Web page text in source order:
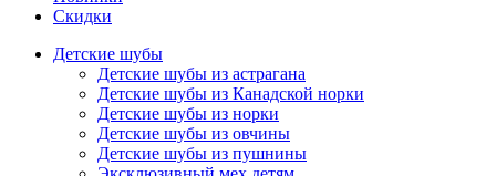
Скидки
Детские шубы
Детские шубы из астрагана
Детские шубы из Канадской норки
Детские шубы из норки
Детские шубы из овчины
Детские шубы из пушнины